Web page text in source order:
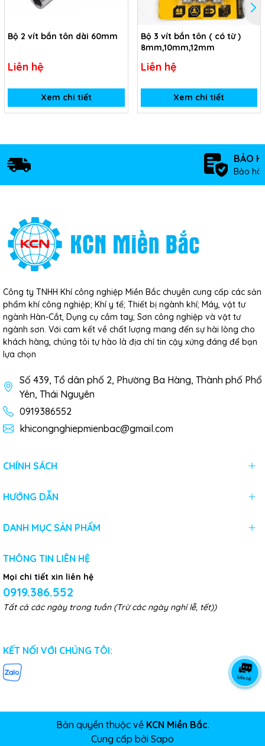
Bộ 2 vít bắn tôn dài 60mm
Liên hệ
Xem chi tiết
Bộ 3 vít bắn tôn ( có từ )
8mm,10mm,12mm
Liên hệ
Xem chi tiết
BẢO
Bảo
Công ty TNHH Khí công nghiệp Miền Bắc chuyên cung cấp các sản
phẩm khí công nghiệp; Khí y tế; Thiết bị ngành khí; Máy, vật tư
ngành Hàn-Cắt, Dụng cụ cầm tay; Sơn công nghiệp và vật tư
ngành sơn. Với cam kết về chất lượng mang đến sự hài lòng cho
khách hàng, chúng tôi tự hào là địa chỉ tin cậy xứng đáng để bạn
lựa chọn
Số 439, Tổ dân phố 2, Phường Ba Hàng, Thành phố Phổ
Yên, Thái Nguyên
0919386552
khicongnghiepmienbac@gmail.com
CHÍNH SÁCH
HƯỚNG DẪN
DANH MỤC SẢN PHẨM
THÔNG TIN LIÊN HỆ
Mọi chi tiết xin liên hệ
0919.386.552
Tất cả các ngày trong tuần (Trừ các ngày nghỉ lễ, tết))
KẾT NỐI VỚI CHÚNG TÔI:
Bản quyền thuộc về KCN Miền Bắc.
Cung cấp bởi Sapo